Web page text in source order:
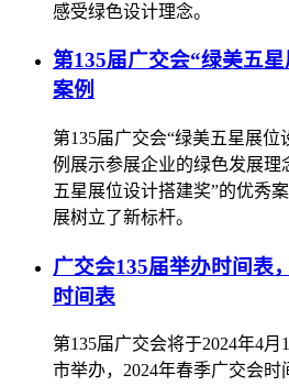
感受绿色设计理念。
第135届广交会“绿美五
案例
第135届广交会“绿美五星展
例展示参展企业的绿色发展理
五星展位设计搭建奖”的优秀
展树立了新标杆。
广交会135届举办时间表
时间表
第135届广交会将于2024年4月
市举办，2024年春季广交会时